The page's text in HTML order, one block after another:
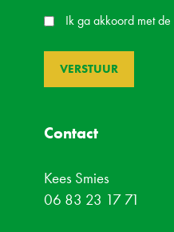
Ik ga akkoord met de
Contact
Kees Smies
06 83 23 17 71